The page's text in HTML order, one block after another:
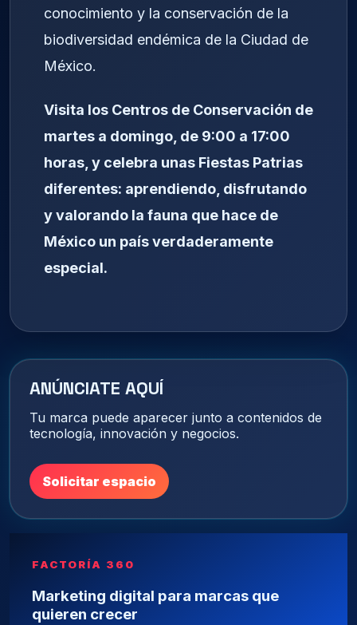
conocimiento y la conservación de la
biodiversidad endémica de la Ciudad de
México.
Visita los Centros de Conservación de
martes a domingo, de 9:00 a 17:00
horas, y celebra unas Fiestas Patrias
diferentes: aprendiendo, disfrutando
y valorando la fauna que hace de
México un país verdaderamente
especial.
ANÚNCIATE AQUÍ
Tu marca puede aparecer junto a contenidos de
tecnología, innovación y negocios.
Solicitar espacio
FACTORÍA 360
Marketing digital para marcas que
quieren crecer